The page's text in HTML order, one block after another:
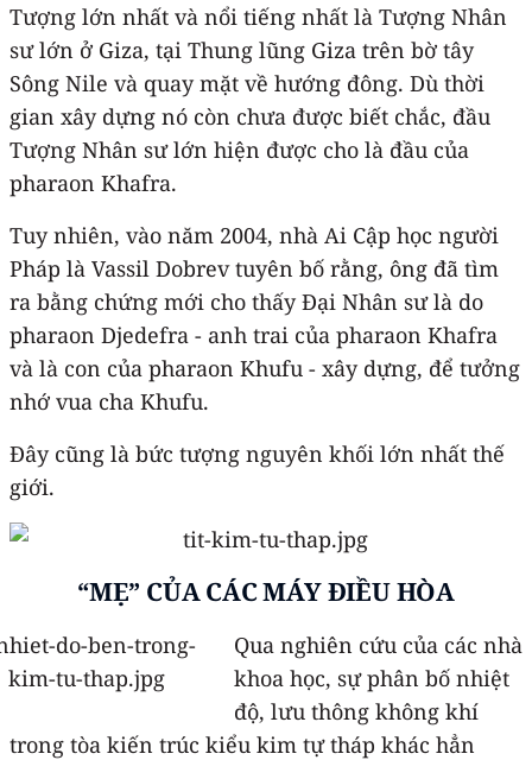
Tượng lớn nhất và nổi tiếng nhất là Tượng Nhân
sư lớn ở Giza, tại Thung lũng Giza trên bờ tây
Sông Nile và quay mặt về hướng đông. Dù thời
gian xây dựng nó còn chưa được biết chắc, đầu
Tượng Nhân sư lớn hiện được cho là đầu của
pharaon Khafra.
Tuy nhiên, vào năm 2004, nhà Ai Cập học người
Pháp là Vassil Dobrev tuyên bố rằng, ông đã tìm
ra bằng chứng mới cho thấy Đại Nhân sư là do
pharaon Djedefra - anh trai của pharaon Khafra
và là con của pharaon Khufu - xây dựng, để tưởng
nhớ vua cha Khufu.
Đây cũng là bức tượng nguyên khối lớn nhất thế
giới.
“MẸ” CỦA CÁC MÁY ĐIỀU HÒA
Qua nghiên cứu của các nhà
khoa học, sự phân bố nhiệt
độ, lưu thông không khí
trong tòa kiến trúc kiểu kim tự tháp khác hẳn